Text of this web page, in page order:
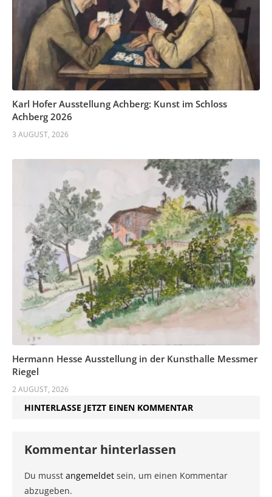
Karl Hofer Ausstellung Achberg: Kunst im Schloss
Achberg 2026
3 AUGUST, 2026
Hermann Hesse Ausstellung in der Kunsthalle Messmer
Riegel
2 AUGUST, 2026
HINTERLASSE JETZT EINEN KOMMENTAR
Kommentar hinterlassen
Du musst angemeldet sein, um einen Kommentar
abzugeben.